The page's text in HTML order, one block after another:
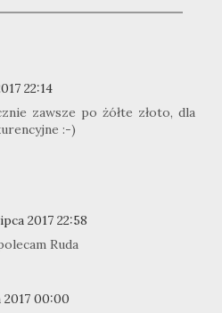
22:14
zawsze po żółte złoto, dla
:-)
2017 22:58
Ruda
2017 00:00